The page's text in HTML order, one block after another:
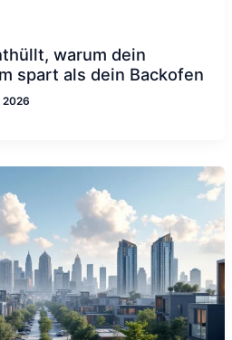
warum dein
spart als dein Backofen
2026